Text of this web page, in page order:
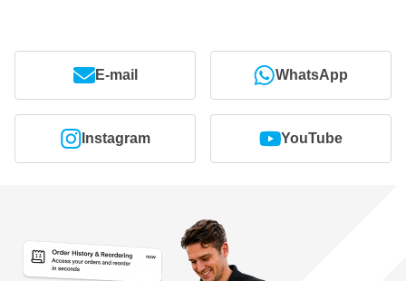
E-mail WhatsApp
Instagram YouTube